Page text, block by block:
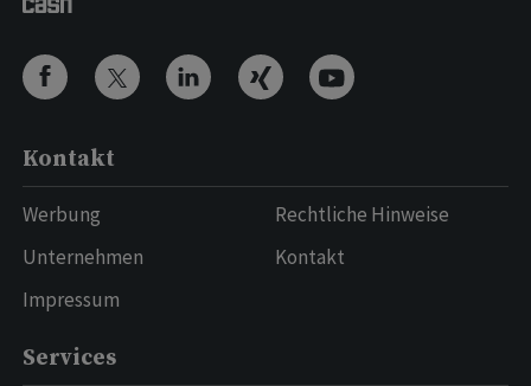
Kontakt
Werbung
Unternehmen
Impressum
Rechtliche Hinweise
Kontakt
Services